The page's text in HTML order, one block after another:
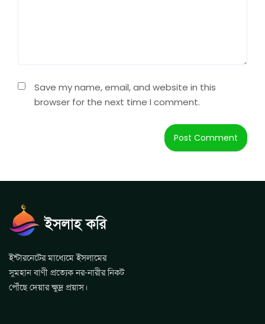
Save my name, email, and website in this
browser for the next time I comment.
ইন্টারনেটের মাধ্যেমে ইসলামের
সুমহান বাণী প্রত্যেক নর-নারীর নিকট
পৌঁছে দেয়ার ক্ষুদ্র প্রয়াস।